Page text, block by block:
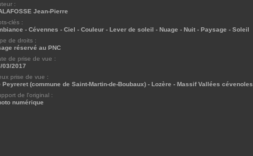
:
Jean-Pierre
clés :
- Cévennes - Ciel - Couleur - Lever de soleil - Nuage - Nuit - Paysage - Soleil
de droits :
réservé au PNC
de prise de vue :
03/2017
prise de vue :
Peyreret (commune de Saint-Martin-de-Boubaux) - Lozère - Massif Vallées cévenoles
de l'original :
numérique